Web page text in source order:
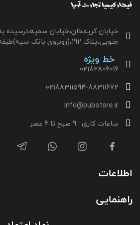
خیابان کریمخان،خیابان سمیه،نرسیده به
جنوبی،پلاک 192،(روبروی بانک سپه)طبقه 3،واحد 14
خط ویژه
02182806016
02188311594-88311672
Info@pubstore.ir
ساعات کاری : 9 صبح تا 6 عصر
اطلاعات
راهنمایی